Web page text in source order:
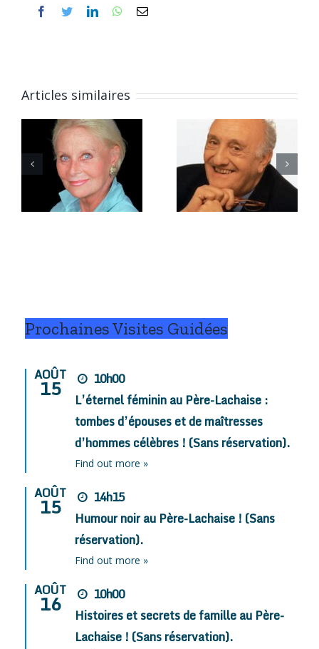
Facebook
TwitterLinkedInWhatsApp
Email
Articles similaires
Octobre
2016.
Septembre
2016.
Prochaines Visites Guidées
AOÛT
15
10h00
L’éternel féminin au Père-Lachaise :
tombes d’épouses et de maîtresses
d’hommes célèbres ! (Sans réservation).
Find out more »
AOÛT
15
14h15
Humour noir au Père-Lachaise ! (Sans
réservation).
Find out more »
AOÛT
16
10h00
Histoires et secrets de famille au Père-
Lachaise ! (Sans réservation).